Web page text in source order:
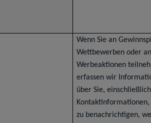
Wenn Sie an
Wettbewerben oder
Werbeaktionen
erfassen wir
über Sie, einschließlich
Kontaktinformationen,
zu benachrichtigen,